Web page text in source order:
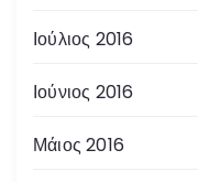
Ιούλιος 2016
Ιούνιος 2016
Μάιος 2016